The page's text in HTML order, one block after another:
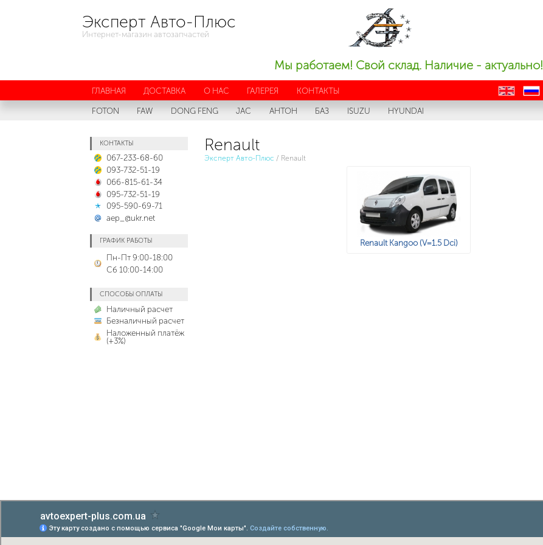
Эксперт Авто-Плюс
Интернет-магазин автозапчастей
Мы работаем! Свой склад. Наличие - актуально!
ГЛАВНАЯ ДОСТАВКА О НАС ГАЛЕРЕЯ КОНТАКТЫ en ru
FOTON
FAW DONG FENG JAC АНТОН БАЗ ISUZU HYUNDAI
КОНТАКТЫ
067-233-68-60
093-732-51-19
066-815-61-34
095-732-51-19
095-590-69-71
aep_@ukr.net
ГРАФИК РАБОТЫ
Пн-Пт 9:00-18:00
Сб 10:00-14:00
СПОСОБЫ ОПЛАТЫ
Наличный расчет
Безналичный расчет
Наложенный платёж
(+3%)
Renault
Эксперт Авто-Плюс / Renault
Renault Kangoo (V=1.5 Dci)